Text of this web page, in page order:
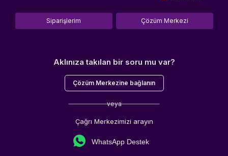
Siparişlerim Çözüm Merkezi
Aklınıza takılan bir soru mu var?
Çözüm Merkezine bağlanın
veya
Çağrı Merkezimizi arayın
WhatsApp Destek